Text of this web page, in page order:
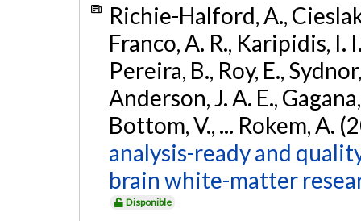
Richie-Halford, A.,
Franco, A. R., Karipidis, I.
Pereira, B., Roy, E.,
Anderson, J. A. E.,
Bottom, V., ... Rokem, A.
analysis-ready and
brain white-matter
Disponible